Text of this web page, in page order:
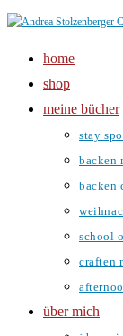
Zum
springen
home
shop
meine bücher
stay
backen
backen
school
craften
über mich